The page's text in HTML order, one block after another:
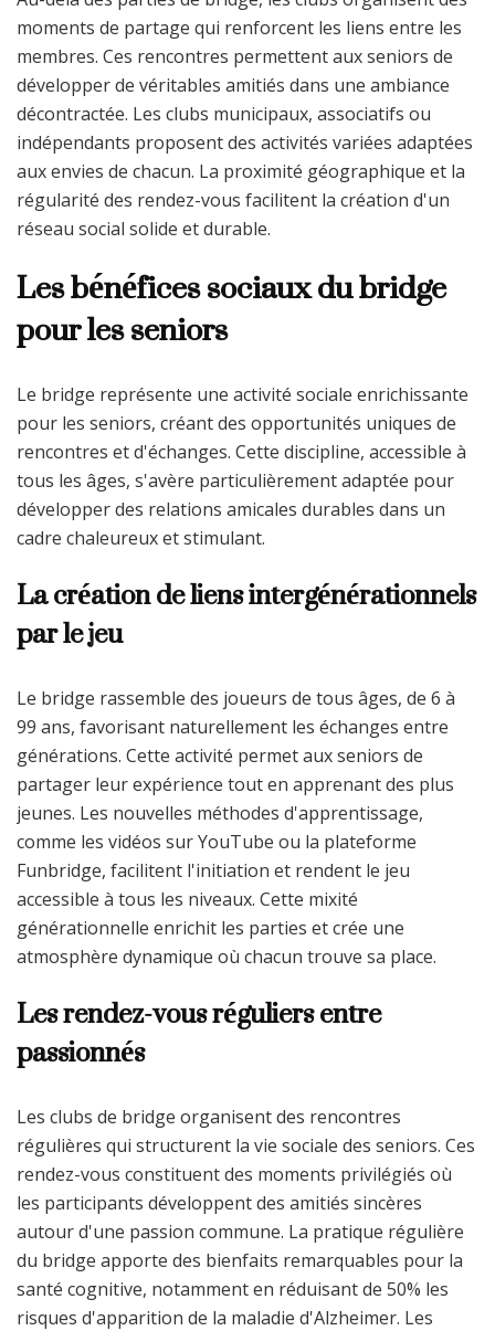
moments de partage qui renforcent les liens entre les
membres. Ces rencontres permettent aux seniors de
développer de véritables amitiés dans une ambiance
décontractée. Les clubs municipaux, associatifs ou
indépendants proposent des activités variées adaptées
aux envies de chacun. La proximité géographique et la
régularité des rendez-vous facilitent la création d'un
réseau social solide et durable.
Les bénéfices sociaux du bridge
pour les seniors
Le bridge représente une activité sociale enrichissante
pour les seniors, créant des opportunités uniques de
rencontres et d'échanges. Cette discipline, accessible à
tous les âges, s'avère particulièrement adaptée pour
développer des relations amicales durables dans un
cadre chaleureux et stimulant.
La création de liens intergénérationnels
par le jeu
Le bridge rassemble des joueurs de tous âges, de 6 à
99 ans, favorisant naturellement les échanges entre
générations. Cette activité permet aux seniors de
partager leur expérience tout en apprenant des plus
jeunes. Les nouvelles méthodes d'apprentissage,
comme les vidéos sur YouTube ou la plateforme
Funbridge, facilitent l'initiation et rendent le jeu
accessible à tous les niveaux. Cette mixité
générationnelle enrichit les parties et crée une
atmosphère dynamique où chacun trouve sa place.
Les rendez-vous réguliers entre
passionnés
Les clubs de bridge organisent des rencontres
régulières qui structurent la vie sociale des seniors. Ces
rendez-vous constituent des moments privilégiés où
les participants développent des amitiés sincères
autour d'une passion commune. La pratique régulière
du bridge apporte des bienfaits remarquables pour la
santé cognitive, notamment en réduisant de 50% les
risques d'apparition de la maladie d'Alzheimer. Les